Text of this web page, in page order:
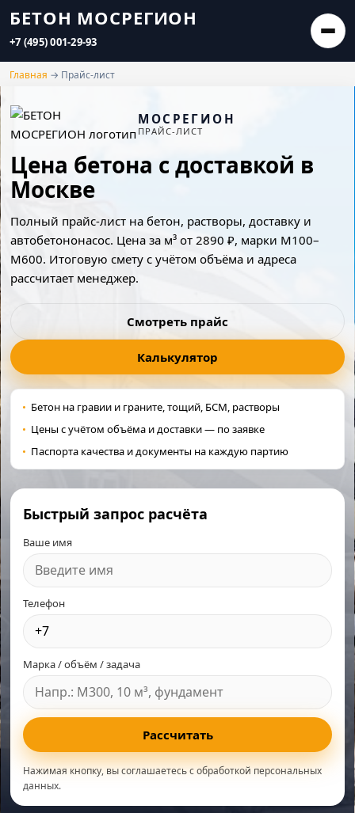
БЕТОН МОСРЕГИОН
+7 (495) 001-29-93
Бетон
Растворы
Доставка
Прайс
О компании
Главная → Прайс-лист
МОСРЕГИОН
ПРАЙС-ЛИСТ
Цена бетона с доставкой в
Москве
Полный прайс-лист на бетон, растворы, доставку и
автобетононасос. Цена за м³ от 2890 ₽, марки М100–
М600. Итоговую смету с учётом объёма и адреса
рассчитает менеджер.
Смотреть прайс
Калькулятор
Бетон на гравии и граните, тощий, БСМ, растворы
Цены с учётом объёма и доставки — по заявке
Паспорта качества и документы на каждую партию
Быстрый запрос расчёта
Ваше имя
Телефон
Марка / объём / задача
Рассчитать
Нажимая кнопку, вы соглашаетесь с обработкой персональных
данных.